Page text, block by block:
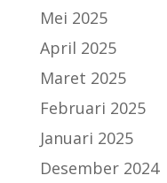
Mei 2025
April 2025
Maret 2025
Februari 2025
Januari 2025
Desember 2024